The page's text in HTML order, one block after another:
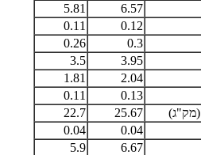
6.57
5.81
0.12
0.11
0.3
0.26
3.95
3.5
2.04
1.81
0.13
0.11
(מק"ג) 25.67
22.7
0.04
0.04
6.67
5.9